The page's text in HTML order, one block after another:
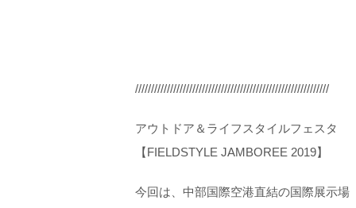
/////////////////////////////////////////////////////////////
アウトドア＆ライフスタイルフェスタ
【FIELDSTYLE JAMBOREE 2019】
今回は、中部国際空港直結の国際展示